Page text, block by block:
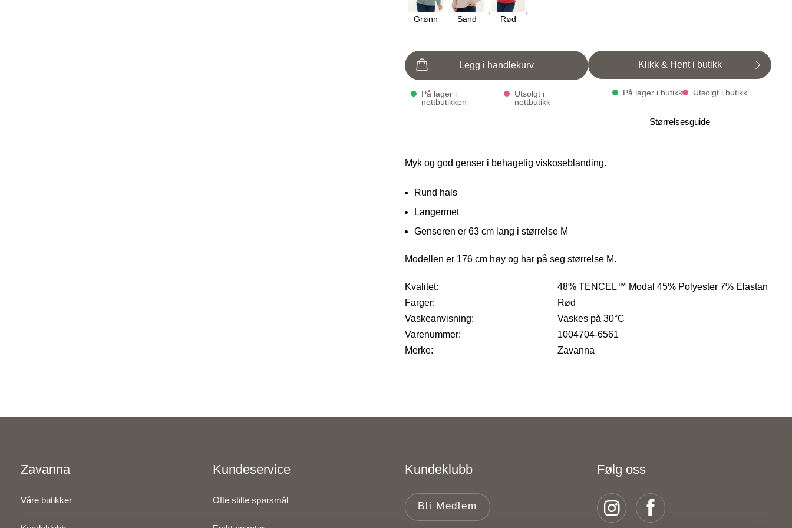
Grønn Sand Rød
Legg i handlekurv
På lager i
nettbutikken
Utsolgt i
nettbutikk
Klikk & Hent i butikk
På lager i butikk Utsolgt i butikk
Størrelsesguide
Myk og god genser i behagelig viskoseblanding.
Rund hals
Langermet
Genseren er 63 cm lang i størrelse M
Modellen er 176 cm høy og har på seg størrelse M.
Kvalitet:
48% TENCEL™ Modal 45% Polyester 7% Elastan
Farger:
Rød
Vaskeanvisning:
Vaskes på 30°C
Varenummer:
1004704-6561
Merke:
Zavanna
Zavanna
Våre butikker
Kundeservice
Ofte stilte spørsmål
Kundeklubb
Bli Medlem
Følg oss